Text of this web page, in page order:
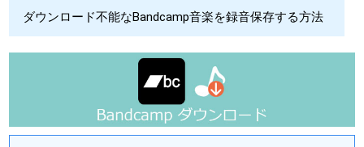
ダウンロード不能なBandcamp音楽を録音保存する方法